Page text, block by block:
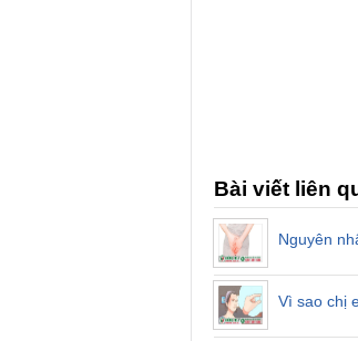
Bài viết liên
Nguyên
Vì sao chị